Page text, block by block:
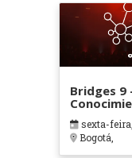
Bridges 9
sexta-
Bogotá,